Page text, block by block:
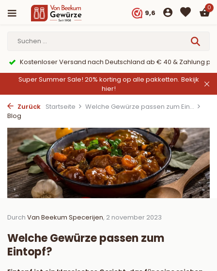
9,6
0
ab € 40 & Zahlung per PayPal
9,6/10
Super Summer Sale! 20% korting op alle pakketten. Bekijk
hier!
Zurück Startseite
Welche Gewürze passen zum Ein...
Blog
Durch Van Beekum Specerijen, 2 november 2023
Welche Gewürze passen zum
Eintopf?